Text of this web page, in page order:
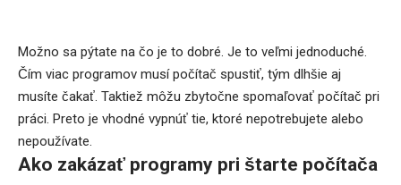
Možno sa pýtate na čo je to dobré. Je to veľmi jednoduché.
Čím viac programov musí počítač spustiť, tým dlhšie aj
musíte čakať. Taktiež môžu zbytočne spomaľovať počítač pri
práci. Preto je vhodné vypnúť tie, ktoré nepotrebujete alebo
nepoužívate.
Ako zakázať programy pri štarte počítača